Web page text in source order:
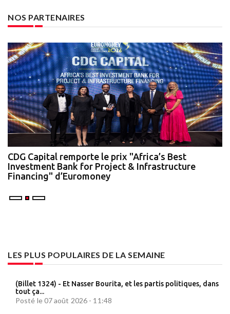
NOS PARTENAIRES
CDG Capital remporte le prix "Africa’s Best
Investment Bank for Project & Infrastructure
Financing" d’Euromoney
LES PLUS POPULAIRES DE LA SEMAINE
(Billet 1324) - Et Nasser Bourita, et les partis politiques, dans
tout ça...
Posté le 07 août 2026 - 11:48